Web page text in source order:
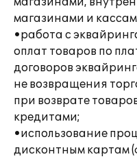
магазинами и
•работа с
оплат товаров по
договоров
не возвращения
при возврате
кредитами;
•использование
дисконтным картам